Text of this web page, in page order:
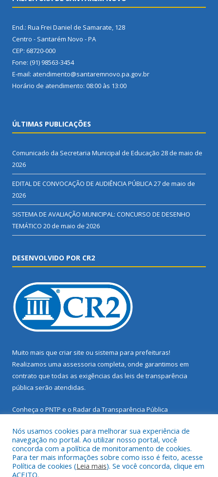
End.: Rua Frei Daniel de Samarate, 128
Centro - Santarém Novo - PA
CEP: 68720-000
Fone: (91) 98563-3454
E-mail: atendimento@santaremnovo.pa.gov.br
Horário de atendimento: 08:00 às 13:00
ÚLTIMAS PUBLICAÇÕES
Comunicado da Secretaria Municipal de Educação 28 de maio de
2026
EDITAL DE CONVOCAÇÃO DE AUDIÊNCIA PÚBLICA27 de maio de
2026
SISTEMA DE AVALIAÇÃO MUNICIPAL: CONCURSO DE DESENHO
TEMÁTICO 20 de maio de 2026
DESENVOLVIDO POR CR2
Muito mais que criar site ou sistema para prefeituras!
Realizamos uma assessoria completa, onde garantimos em
contrato que todas as exigências das leis de transparência
pública serão atendidas.
Conheça o PNTP e o Radar da Transparência Pública
Todos os direitos reservados a Prefeitura Municipal de Santarém
Novo.
Nós usamos cookies para melhorar sua experiência de
navegação no portal. Ao utilizar nosso portal, você
concorda com a política de monitoramento de cookies.
Para ter mais informações sobre como isso é feito, acesse
Política de cookies (Leia mais). Se você concorda, clique em
ACEITO.